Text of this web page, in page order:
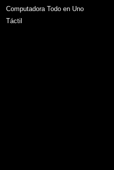
Computadora Todo en Uno
Táctil